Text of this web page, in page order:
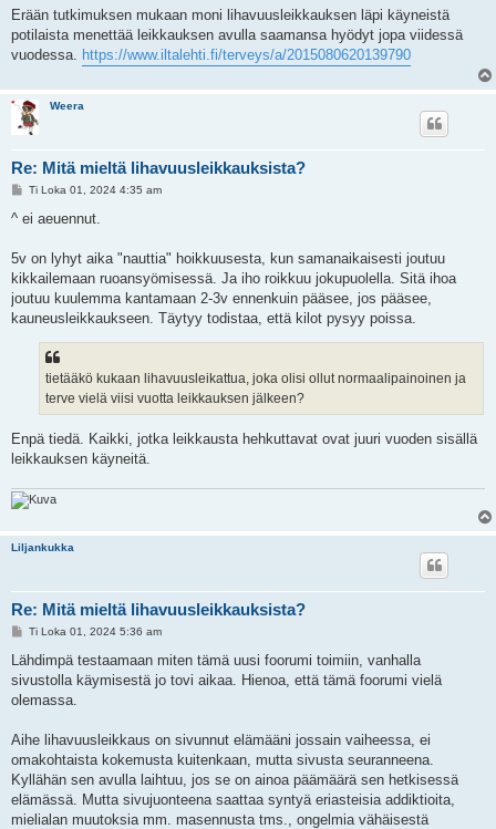
e
t
i
Erään tutkimuksen mukaan moni lihavuusleikkauksen läpi käyneistä
potilaista menettää leikkauksen avulla saamansa hyödyt jopa viidessä
vuodessa. https://www.iltalehti.fi/terveys/a/2015080620139790
Weera
Re: Mitä mieltä lihavuusleikkauksista?
V
e
i
Ti Loka 01, 2024 4:35 am
^ ei aeuennut.
5v on lyhyt aika "nauttia" hoikkuusesta, kun samanaikaisesti joutuu
kikkailemaan ruoansyömisessä. Ja iho roikkuu jokupuolella. Sitä ihoa
joutuu kuulemma kantamaan 2-3v ennenkuin pääsee, jos pääsee,
kauneusleikkaukseen. Täytyy todistaa, että kilot pysyy poissa.
tietääkö kukaan lihavuusleikattua, joka olisi ollut normaalipainoinen ja
terve vielä viisi vuotta leikkauksen jälkeen?
Enpä tiedä. Kaikki, jotka leikkausta hehkuttavat ovat juuri vuoden sisällä
leikkauksen käyneitä.
Liljankukka
Re: Mitä mieltä lihavuusleikkauksista?
V
e
t
i
Ti Loka 01, 2024 5:36 am
Lähdimpä testaamaan miten tämä uusi foorumi toimiin, vanhalla
sivustolla käymisestä jo tovi aikaa. Hienoa, että tämä foorumi vielä
olemassa.
Aihe lihavuusleikkaus on sivunnut elämääni jossain vaiheessa, ei
omakohtaista kokemusta kuitenkaan, mutta sivusta seuranneena.
Kyllähän sen avulla laihtuu, jos se on ainoa päämäärä sen hetkisessä
elämässä. Mutta sivujuonteena saattaa syntyä eriasteisia addiktioita,
mielialan muutoksia mm. masennusta tms., ongelmia vähäisestä